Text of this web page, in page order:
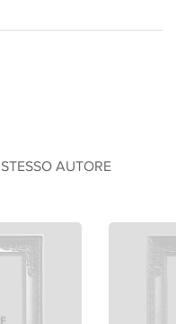
STESSO AUTORE